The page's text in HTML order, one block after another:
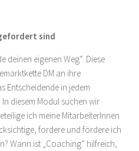
sind
deinen eigenen Weg“. Diese
DM an ihre
Entscheidende in jedem
diesem Modul suchen wir
ich meine MitarbeiterInnen
fordere und fördere ich
Wann ist „Coaching“ hilfreich,